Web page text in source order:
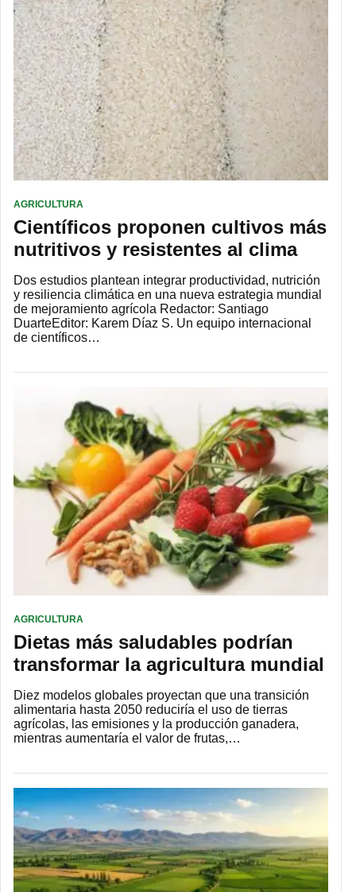
AGRICULTURA
Científicos proponen cultivos más
nutritivos y resistentes al clima
Dos estudios plantean integrar productividad, nutrición
y resiliencia climática en una nueva estrategia mundial
de mejoramiento agrícola Redactor: Santiago
DuarteEditor: Karem Díaz S. Un equipo internacional
de científicos…
AGRICULTURA
Dietas más saludables podrían
transformar la agricultura mundial
Diez modelos globales proyectan que una transición
alimentaria hasta 2050 reduciría el uso de tierras
agrícolas, las emisiones y la producción ganadera,
mientras aumentaría el valor de frutas,…